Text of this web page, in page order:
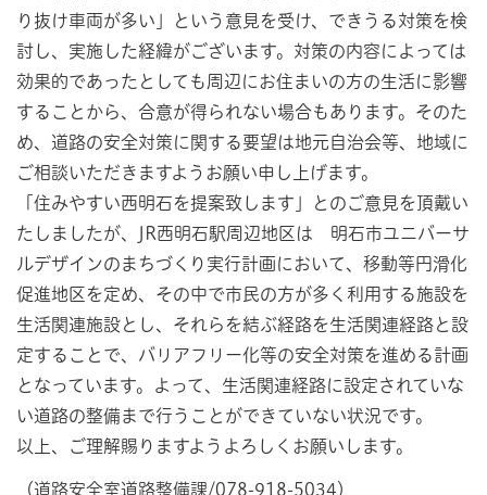
り抜け車両が多い」という意見を受け、できうる対策を検
討し、実施した経緯がございます。対策の内容によっては
効果的であったとしても周辺にお住まいの方の生活に影響
することから、合意が得られない場合もあります。そのた
め、道路の安全対策に関する要望は地元自治会等、地域に
ご相談いただきますようお願い申し上げます。
「住みやすい西明石を提案致します」とのご意見を頂戴い
たしましたが、JR西明石駅周辺地区は 明石市ユニバーサ
ルデザインのまちづくり実行計画において、移動等円滑化
促進地区を定め、その中で市民の方が多く利用する施設を
生活関連施設とし、それらを結ぶ経路を生活関連経路と設
定することで、バリアフリー化等の安全対策を進める計画
となっています。よって、生活関連経路に設定されていな
い道路の整備まで行うことができていない状況です。
以上、ご理解賜りますようよろしくお願いします。
（道路安全室道路整備課/078-918-5034）